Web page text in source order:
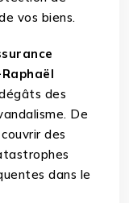
vos biens.
des
De
des
dans le